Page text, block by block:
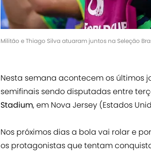
Militão e Thiago Silva atuaram juntos na Seleção
Nesta semana acontecem os últimos
semifinais sendo disputadas entre
Stadium, em Nova Jersey (Estados
Nos próximos dias a bola vai rolar e
os protagonistas que tentam